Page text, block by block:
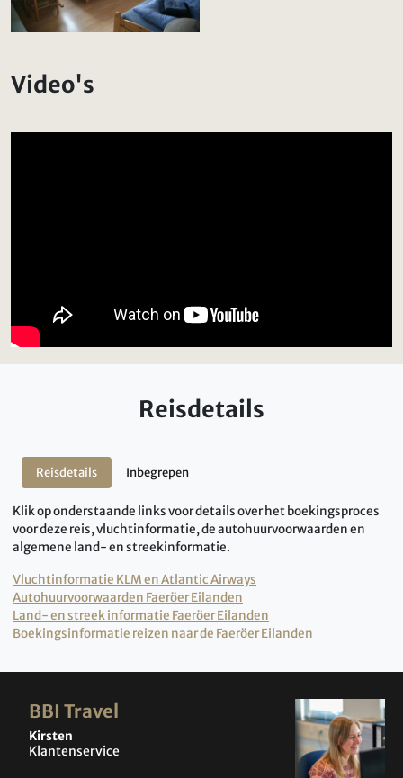
Video's
Reisdetails
Reisdetails Inbegrepen
Klik op onderstaande links voor details over het boekingsproces
voor deze reis, vluchtinformatie, de autohuurvoorwaarden en
algemene land- en streekinformatie.
Vluchtinformatie KLM en Atlantic Airways
Autohuurvoorwaarden Faeröer Eilanden
Land- en streek informatie Faeröer Eilanden
Boekingsinformatie reizen naar de Faeröer Eilanden
BBI Travel
Kirsten
Klantenservice